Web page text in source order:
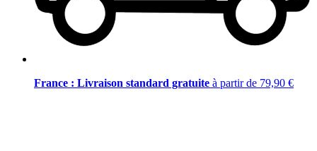
France : Livraison standard gratuite à partir de 79,90 €